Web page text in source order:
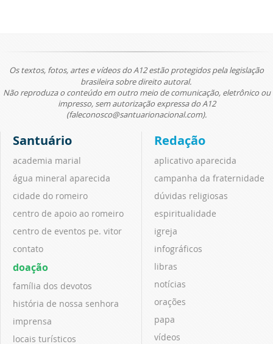
Os textos, fotos, artes e vídeos do A12 estão protegidos pela legislação
brasileira sobre direito autoral.
Não reproduza o conteúdo em outro meio de comunicação, eletrônico ou
impresso, sem autorização expressa do A12
(faleconosco@santuarionacional.com).
Santuário
academia marial
água mineral aparecida
cidade do romeiro
centro de apoio ao romeiro
centro de eventos pe. vitor
contato
doação
família dos devotos
história de nossa senhora
imprensa
locais turísticos
Redação
aplicativo aparecida
campanha da fraternidade
dúvidas religiosas
espiritualidade
igreja
infográficos
libras
notícias
orações
papa
vídeos